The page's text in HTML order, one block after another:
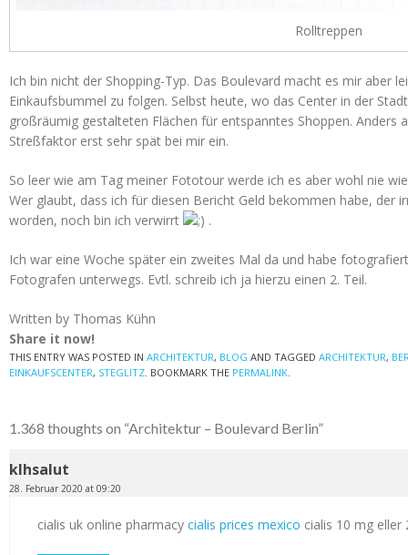
Rolltreppen
Ich bin nicht der Shopping-Typ. Das Boulevard macht es mir aber
Einkaufsbummel zu folgen. Selbst heute, wo das Center in der
großräumig gestalteten Flächen für entspanntes Shoppen. Anders
Streßfaktor erst sehr spät bei mir ein.
So leer wie am Tag meiner Fototour werde ich es aber wohl nie
Wer glaubt, dass ich für diesen Bericht Geld bekommen habe, der
worden, noch bin ich verwirrt
.
Ich war eine Woche später ein zweites Mal da und habe
Fotografen unterwegs. Evtl. schreib ich ja hierzu einen 2. Teil.
Written by Thomas Kühn
Share it now!
THIS ENTRY WAS POSTED IN ARCHITEKTUR, BLOG AND TAGGED ARCHITEKTUR,
EINKAUFSCENTER, STEGLITZ. BOOKMARK THE PERMALINK.
1.368 thoughts on “Architektur – Boulevard Berlin”
klhsalut
28. Februar 2020 at 09:20
cialis uk online pharmacy cialis prices mexico cialis 10 mg